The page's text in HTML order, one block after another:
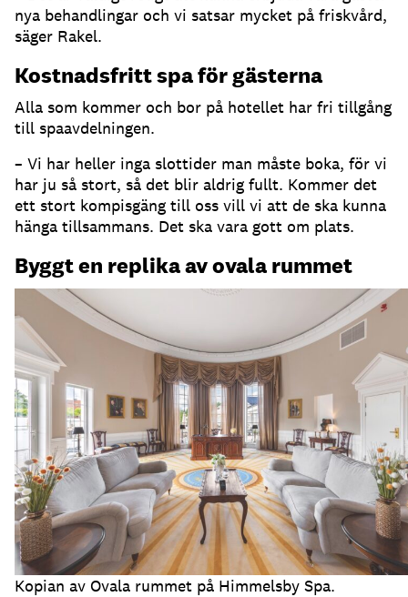
nya behandlingar och vi satsar mycket på friskvård,
säger Rakel.
Kostnadsfritt spa för gästerna
Alla som kommer och bor på hotellet har fri tillgång
till spaavdelningen.
– Vi har heller inga slottider man måste boka, för vi
har ju så stort, så det blir aldrig fullt. Kommer det
ett stort kompisgäng till oss vill vi att de ska kunna
hänga tillsammans. Det ska vara gott om plats.
Byggt en replika av ovala rummet
Kopian av Ovala rummet på Himmelsby Spa.